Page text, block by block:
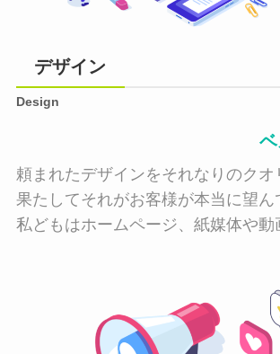
デザイン
Design
頼まれたデザインをそれなりのク
果たしてそれがお客様が本当に望
私どもはホームページ、紙媒体や動